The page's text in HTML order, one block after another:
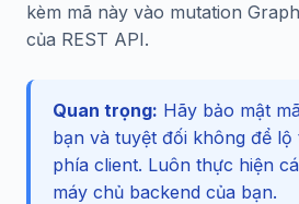
kèm mã này vào mutation
của REST API.
Quan trọng: Hãy bảo mật
bạn và tuyệt đối không để
phía client. Luôn thực hiện
máy chủ backend của bạn.